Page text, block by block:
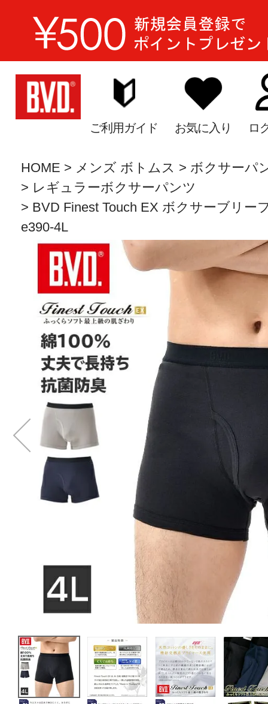
ご利用ガイド お気に入り ロ
HOME メンズ ボトムス
ボクサーパ
レギュラーボクサーパンツ
BVD Finest Touch EX ボクサーブリー
e390-4L